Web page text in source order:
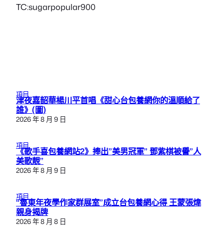
TC:sugarpopular900
項目
津夜嘉韶華楊川平首唱《甜心台包養網你的溫順給了
誰》(圖)
2026 年 8 月 9 日
項目
《歌手喜包養網站2》捧出”美男冠軍” 鄧紫棋被譽”人
美歌靚”
2026 年 8 月 9 日
項目
“魯東年夜學作家群展室”成立台包養網心得 王蒙張煒
親身揭牌
2026 年 8 月 8 日